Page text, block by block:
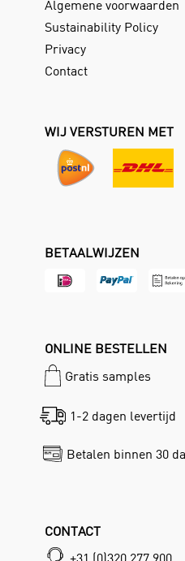
Algemene voorwaarden
Sustainability Policy
Privacy
Contact
WIJ VERSTUREN MET
BETAALWIJZEN
ONLINE BESTELLEN
Gratis samples
1-2 dagen levertijd
Betalen binnen 30
CONTACT